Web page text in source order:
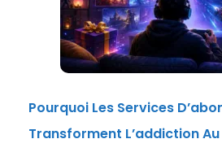
Pourquoi Les Services
Transforment L’addiction